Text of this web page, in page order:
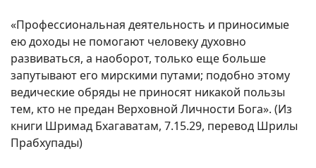
«Профессиональная деятельность и приносимые
ею доходы не помогают человеку духовно
развиваться, а наоборот, только еще больше
запутывают его мирскими путами; подобно этому
ведические обряды не приносят никакой пользы
тем, кто не предан Верховной Личности Бога». (Из
книги Шримад Бхагаватам, 7.15.29, перевод Шрилы
Прабхупады)